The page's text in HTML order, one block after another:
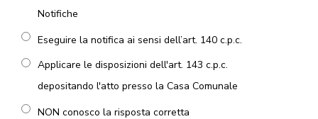
Notifiche
Eseguire la notifica ai sensi dell’art. 140 c.p.c.
Applicare le disposizioni dell'art. 143 c.p.c.
depositando l'atto presso la Casa Comunale
NON conosco la risposta corretta